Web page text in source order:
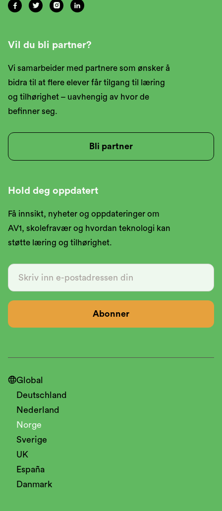
Hold deg oppdatert
Få innsikt, nyheter og oppdateringer om
AV1, skolefravær og hvordan teknologi kan
støtte læring og tilhørighet.
   
Vil du bli partner?
Vi samarbeider med partnere som ønsker å
bidra til at flere elever får tilgang til læring
og tilhørighet – uavhengig av hvor de
befinner seg.
Bli partner
Global
Deutschland
Nederland
Norge
Sverige
UK
España
Danmark